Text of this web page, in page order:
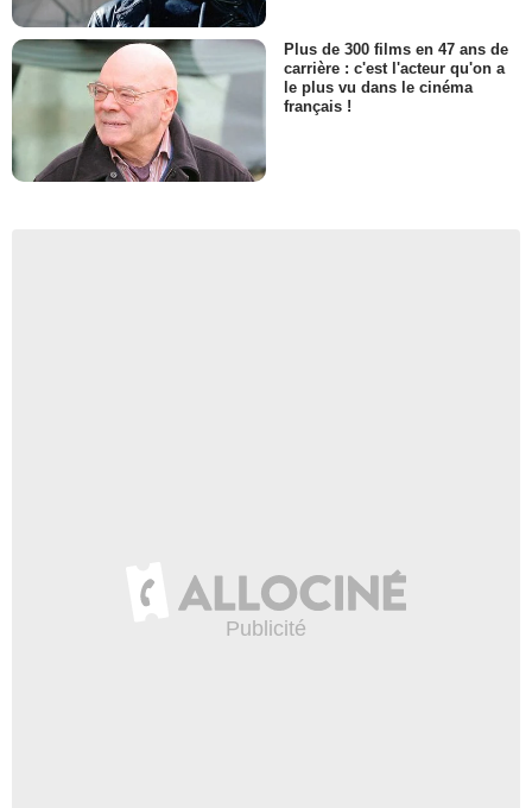
Plus de 300 films en 47 ans de
carrière : c'est l'acteur qu'on a
le plus vu dans le cinéma
français !